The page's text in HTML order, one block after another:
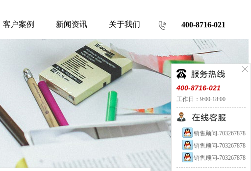
客户案例 新闻资讯 关于我们 400-8716-021
400-8716-021
工作日：9:00-18:00
销售顾问-703267878
销售顾问-703267878
销售顾问-703267878